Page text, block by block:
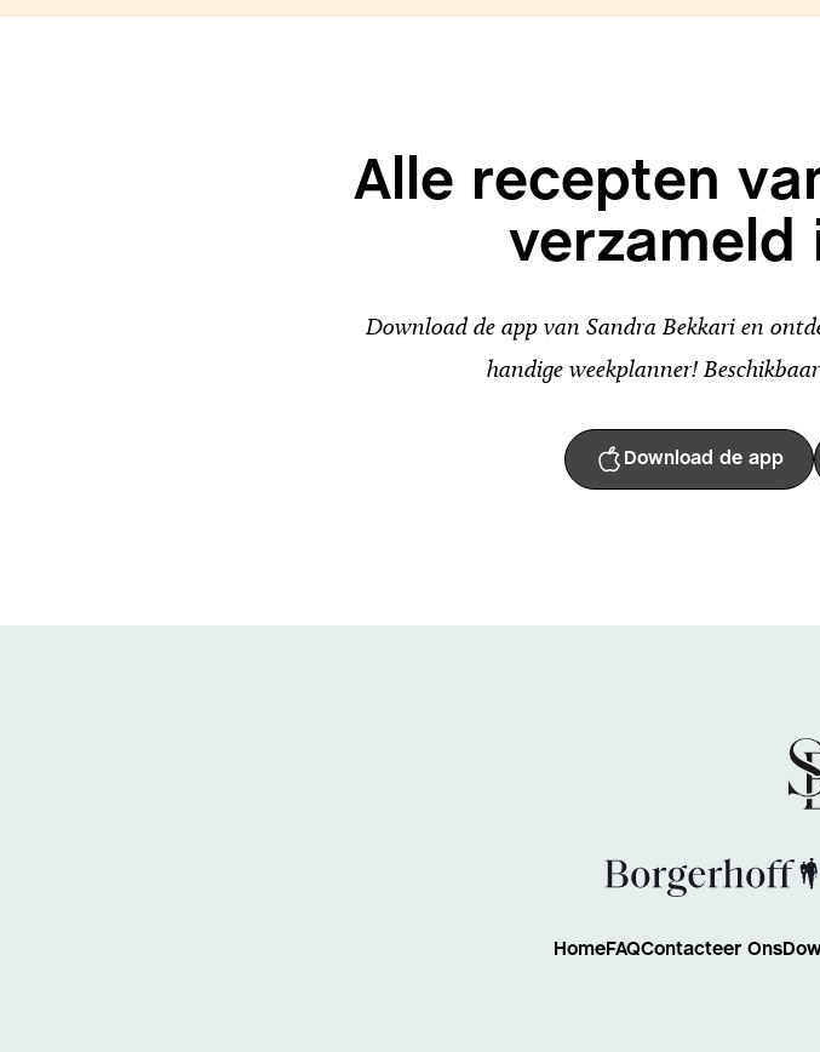
Alle recepten
verzameld
Download de app van Sandra Bekkari en
handige weekplanner!
Download de app
HomeFAQContacteer Ons